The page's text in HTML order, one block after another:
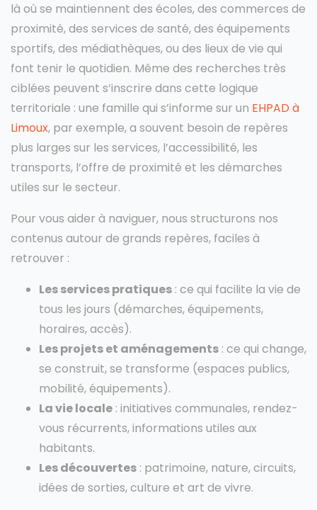
là où se maintiennent des écoles, des commerces de
proximité, des services de santé, des équipements
sportifs, des médiathèques, ou des lieux de vie qui
font tenir le quotidien. Même des recherches très
ciblées peuvent s’inscrire dans cette logique
territoriale : une famille qui s’informe sur un EHPAD à
Limoux, par exemple, a souvent besoin de repères
plus larges sur les services, l’accessibilité, les
transports, l’offre de proximité et les démarches
utiles sur le secteur.
Pour vous aider à naviguer, nous structurons nos
contenus autour de grands repères, faciles à
retrouver :
Les services pratiques : ce qui facilite la vie de
tous les jours (démarches, équipements,
horaires, accès).
Les projets et aménagements : ce qui change,
se construit, se transforme (espaces publics,
mobilité, équipements).
La vie locale : initiatives communales, rendez-
vous récurrents, informations utiles aux
habitants.
Les découvertes : patrimoine, nature, circuits,
idées de sorties, culture et art de vivre.